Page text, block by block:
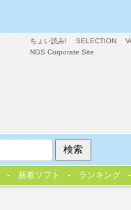
ちょい読み! SELECTION
NGS Corporate Site
新着ソフト ランキング